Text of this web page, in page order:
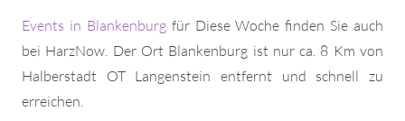
Events in Blankenburgfür Diese Woche finden Sie auch
bei HarzNow. Der Ort Blankenburg ist nur ca. 8 Km von
Halberstadt OT Langenstein entfernt und schnell zu
erreichen.